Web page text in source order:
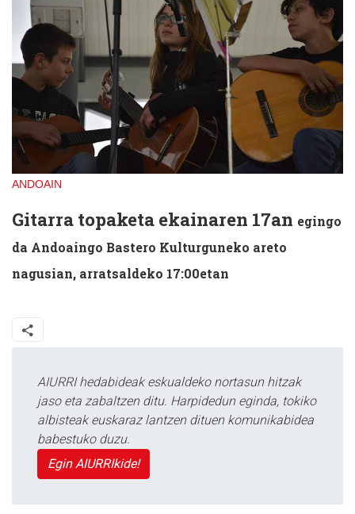
ANDOAIN
Gitarra topaketa ekainaren 17an egingo
da Andoaingo Bastero Kulturguneko areto
nagusian, arratsaldeko 17:00etan
AIURRI hedabideak eskualdeko nortasun hitzak
jaso eta zabaltzen ditu. Harpidedun eginda, tokiko
albisteak euskaraz lantzen dituen komunikabidea
babestuko duzu.
Egin AIURRIkide!